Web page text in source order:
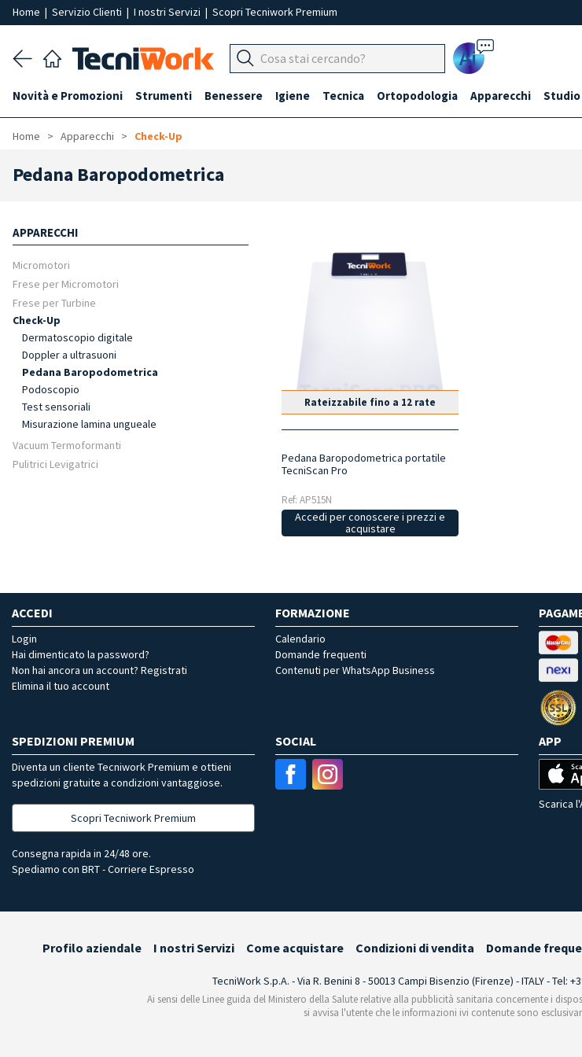
Home | Servizio Clienti | I nostri Servizi | Scopri Tecniwork Premium
Ai
Novità e Promozioni Strumenti Benessere Igiene Tecnica Ortopodologia Apparecchi Studio
Home Apparecchi Check-Up
Pedana Baropodometrica
APPARECCHI
Micromotori
Frese per Micromotori
Frese per Turbine
Check-Up
Dermatoscopio digitale
Doppler a ultrasuoni
Pedana Baropodometrica
Podoscopio
Test sensoriali
Misurazione lamina ungueale
Vacuum Termoformanti
Pulitrici Levigatrici
Rateizzabile fino a 12 rate
Pedana Baropodometrica portatile
TecniScan Pro
Ref: AP515N
Accedi per conoscere i prezzi e
acquistare
ACCEDI
Login
Hai dimenticato la password?
Non hai ancora un account? Registrati
Elimina il tuo account
FORMAZIONE
Calendario
Domande frequenti
Contenuti per WhatsApp Business
SPEDIZIONI PREMIUM
Diventa un cliente Tecniwork Premium e ottieni
spedizioni gratuite a condizioni vantaggiose.
Scopri Tecniwork Premium
Consegna rapida in 24/48 ore.
Spediamo con BRT - Corriere Espresso
SOCIAL APP
Scarica
Profilo aziendale I nostri Servizi Come acquistare Condizioni di vendita Domande
TecniWork S.p.A. - Via R. Benini 8 - 50013 Campi Bisenzio (Firenze) - ITALY - Tel:
Ai sensi delle Linee guida del Ministero della Salute relative alla pubblicità sanitaria concernente i
si avvisa l'utente che le informazioni ivi contenute sono